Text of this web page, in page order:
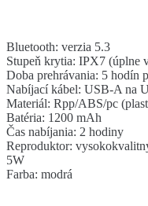
Bluetooth: verzia 5.3
Stupeň krytia: IPX7 (úplne
Doba prehrávania: 5 hodín
Nabíjací kábel: USB-A na
Materiál: Rpp/ABS/pc
Batéria: 1200 mAh
Čas nabíjania: 2 hodiny
Reproduktor:
5W
Farba: modrá